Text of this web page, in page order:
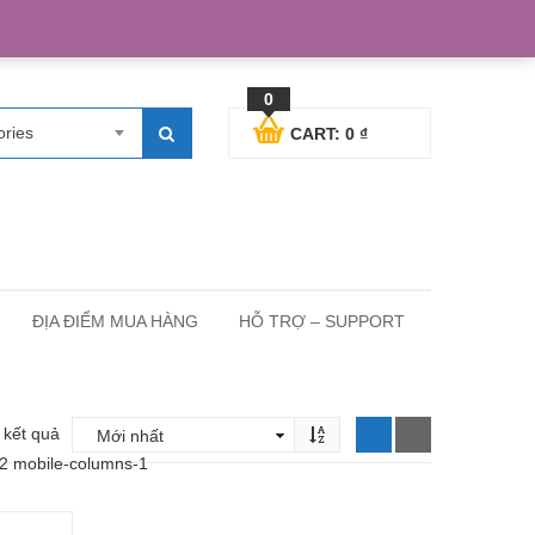
0
CART: 0 ₫
ĐỊA ĐIỂM MUA HÀNG HỖ TRỢ – SUPPORT
quả
mobile-columns-1